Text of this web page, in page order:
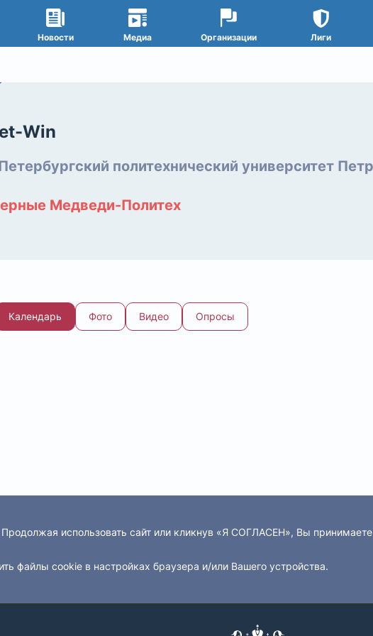
Новости Медиа Организации Лиги
Win
политехнический университет
Медведи-Политех
Календарь Фото Видео Опросы
использовать сайт или кликнув «Я СОГЛАСЕН», Вы принимаете
файлы cookie в настройках браузера и/или Вашего устройства.